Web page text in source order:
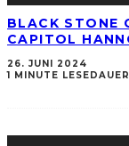
BLACK STONE
CAPITOL
26. JUNI 2024
1 MINUTE LESEDAUER